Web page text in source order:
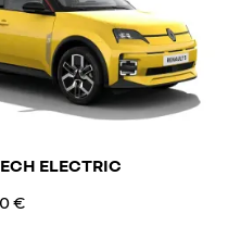
ELECTRIC
€